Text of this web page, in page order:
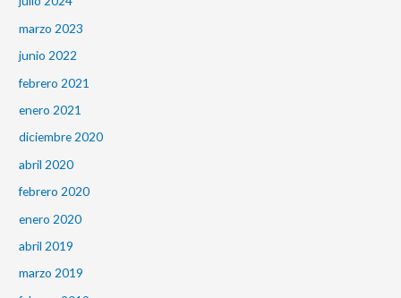
marzo 2023
junio 2022
febrero 2021
enero 2021
diciembre 2020
abril 2020
febrero 2020
enero 2020
abril 2019
marzo 2019